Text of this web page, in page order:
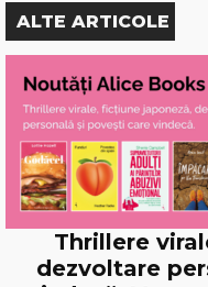
ALTE ARTICOLE
Thrillere
dezvoltare